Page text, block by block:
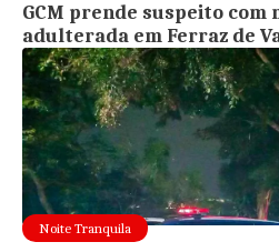
GCM prende suspeito com
adulterada em Ferraz de
Noite Tranquila